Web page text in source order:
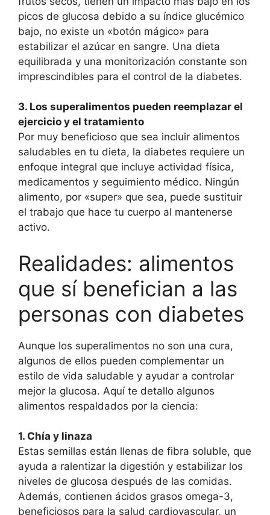
picos de glucosa debido a su índice glucémico
bajo, no existe un «botón mágico» para
estabilizar el azúcar en sangre. Una dieta
equilibrada y una monitorización constante son
imprescindibles para el control de la diabetes.
3. Los superalimentos pueden reemplazar el
ejercicio y el tratamiento
Por muy beneficioso que sea incluir alimentos
saludables en tu dieta, la diabetes requiere un
enfoque integral que incluye actividad física,
medicamentos y seguimiento médico. Ningún
alimento, por «super» que sea, puede sustituir
el trabajo que hace tu cuerpo al mantenerse
activo.
Realidades: alimentos
que sí benefician a las
personas con diabetes
Aunque los superalimentos no son una cura,
algunos de ellos pueden complementar un
estilo de vida saludable y ayudar a controlar
mejor la glucosa. Aquí te detallo algunos
alimentos respaldados por la ciencia:
1. Chía y linaza
Estas semillas están llenas de fibra soluble, que
ayuda a ralentizar la digestión y estabilizar los
niveles de glucosa después de las comidas.
Además, contienen ácidos grasos omega-3,
beneficiosos para la salud cardiovascular, un